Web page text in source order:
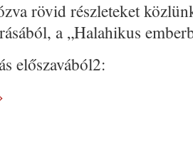
rövid részleteket
a „Halahikus
előszavából2: